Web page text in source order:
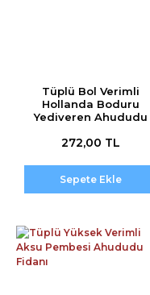
Tüplü Bol Verimli
Hollanda Boduru
Yediveren Ahududu
272,00 TL
Sepete Ekle